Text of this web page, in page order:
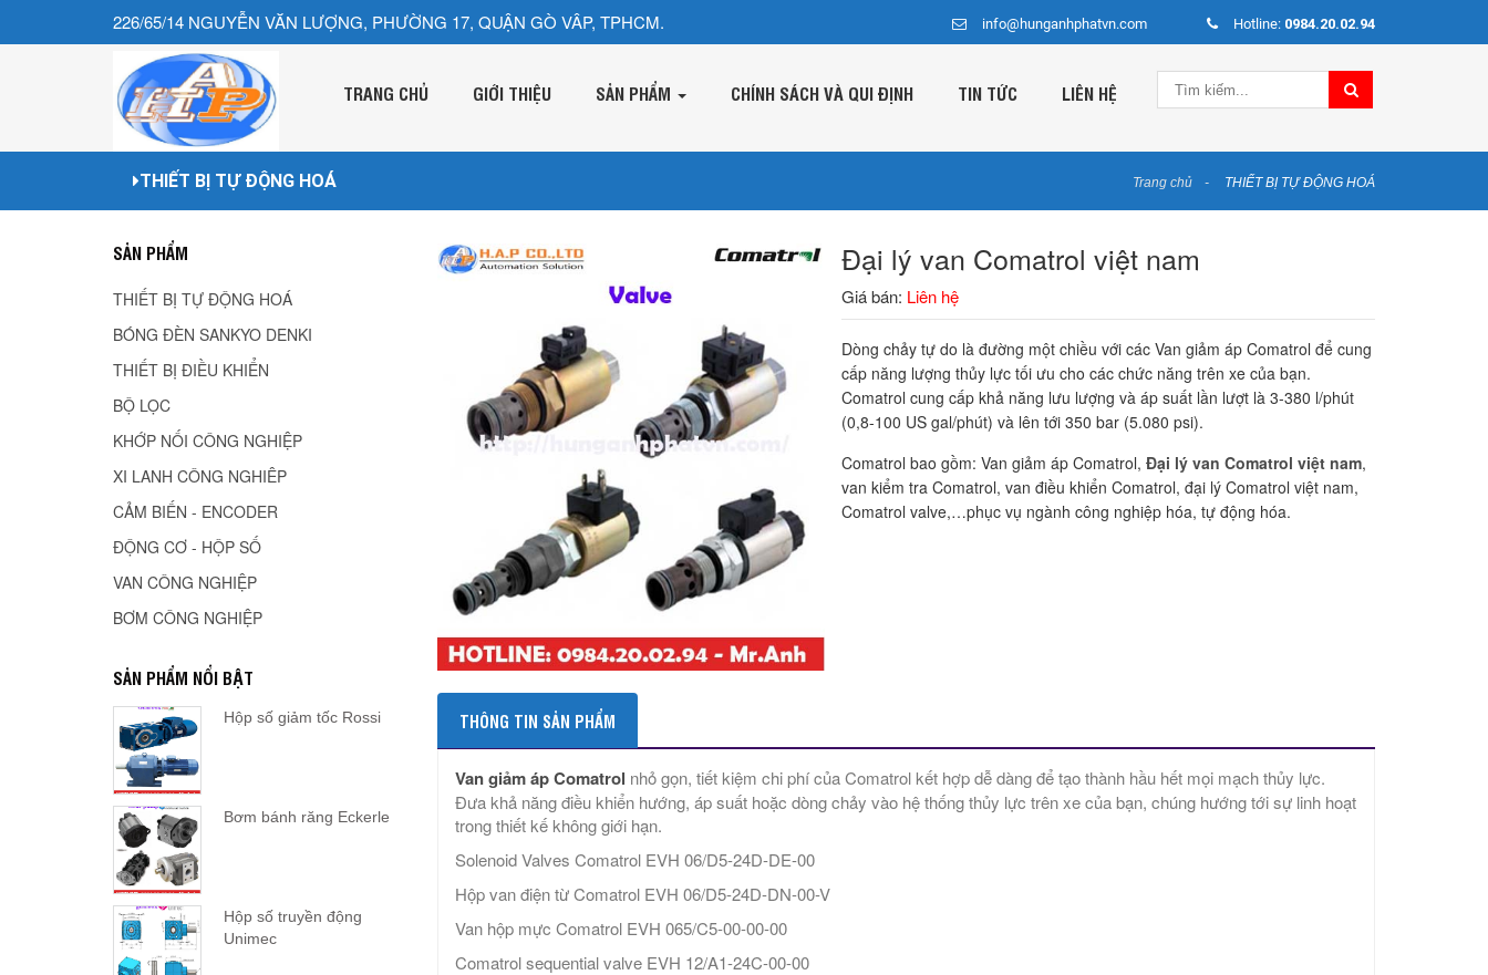
226/65/14 NGUYỄN VĂN LƯỢNG, PHƯỜNG 17, QUẬN GÒ VÂP, TPHCM. info@hunganhphatvn.com Hotline: 0984.20.02.94
TRANG CHỦ GIỚI THIỆU SẢN PHẨM CHÍNH SÁCH VÀ QUI ĐỊNH TIN TỨC LIÊN HỆ
THIẾT BỊ TỰ ĐỘNG HOÁ Trang chủ THIẾT BỊ TỰ ĐỘNG HOÁ
Đại lý van Comatrol việt nam
Giá bán: Liên hệ
Dòng chảy tự do là đường một chiều với các Van giảm áp Comatrol để cung
cấp năng lượng thủy lực tối ưu cho các chức năng trên xe của bạn.
Comatrol cung cấp khả năng lưu lượng và áp suất lần lượt là 3-380 l/phút
(0,8-100 US gal/phút) và lên tới 350 bar (5.080 psi).
Comatrol bao gồm: Van giảm áp Comatrol,Đại lý van Comatrol việt nam,
van kiểm tra Comatrol, van điều khiển Comatrol, đại lý Comatrol việt nam,
Comatrol valve,…phục vụ ngành công nghiệp hóa, tự động hóa.
THÔNG TIN SẢN PHẨM
Van giảm áp Comatrol nhỏ gọn, tiết kiệm chi phí của Comatrol kết hợp dễ dàng để tạo thành hầu hết mọi mạch thủy lực.
Đưa khả năng điều khiển hướng, áp suất hoặc dòng chảy vào hệ thống thủy lực trên xe của bạn, chúng hướng tới sự linh hoạt
trong thiết kế không giới hạn.
Solenoid Valves Comatrol EVH 06/D5-24D-DE-00
Hộp van điện từ Comatrol EVH 06/D5-24D-DN-00-V
Van hộp mực Comatrol EVH 065/C5-00-00-00
Comatrol sequential valve EVH 12/A1-24C-00-00
SẢN PHẨM
THIẾT BỊ TỰ ĐỘNG HOÁ
BÓNG ĐÈN SANKYO DENKI
THIẾT BỊ ĐIỀU KHIỂN
BỘ LỌC
KHỚP NỐI CÔNG NGHIỆP
XI LANH CÔNG NGHIÊP
CẢM BIẾN - ENCODER
ĐỘNG CƠ - HỘP SỐ
VAN CÔNG NGHIỆP
BƠM CÔNG NGHIỆP
SẢN PHẨM NỔI BẬT
Hộp số giảm tốc Rossi
Bơm bánh răng Eckerle
Hộp số truyền động
Unimec